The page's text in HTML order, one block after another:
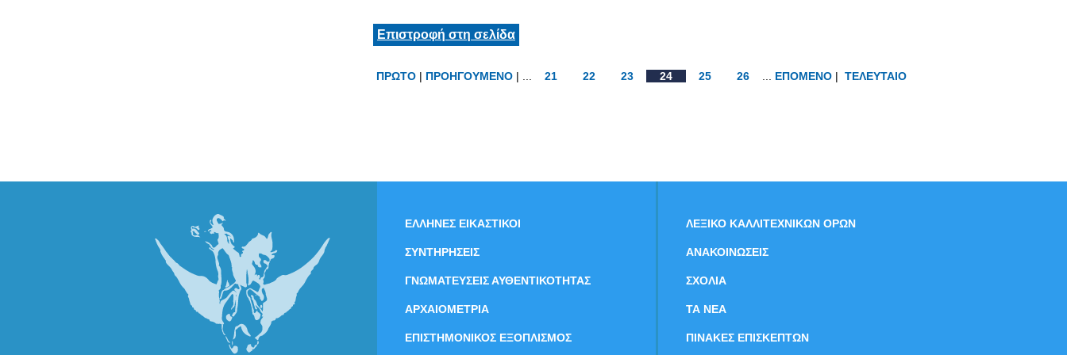
Επιστροφή στη σελίδα
ΠΡΩΤΟ | ΠΡΟΗΓΟΥΜΕΝΟ | ... 21 22 23 24 25 26 ΕΠΟΜΕΝΟ | ΤΕΛΕΥΤΑΙΟ
ΕΛΛΗΝΕΣ ΕΙΚΑΣΤΙΚΟΙ
ΣΥΝΤΗΡΗΣΕΙΣ
ΓΝΩΜΑΤΕΥΣΕΙΣ ΑΥΘΕΝΤΙΚΟΤΗΤΑΣ
ΑΡΧΑΙΟΜΕΤΡΙΑ
ΕΠΙΣΤΗΜΟΝΙΚΟΣ ΕΞΟΠΛΙΣΜΟΣ
ΛΕΞΙΚΟ ΚΑΛΛΙΤΕΧΝΙΚΩΝ ΟΡΩΝ
ΑΝΑΚΟΙΝΩΣΕΙΣ
ΣΧΟΛΙΑ
ΤΑ ΝEΑ
ΠΙΝΑΚΕΣ ΕΠΙΣΚΕΠΤΩΝ